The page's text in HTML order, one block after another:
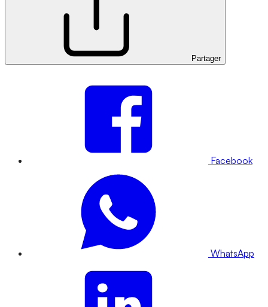
Partager
Facebook
WhatsApp